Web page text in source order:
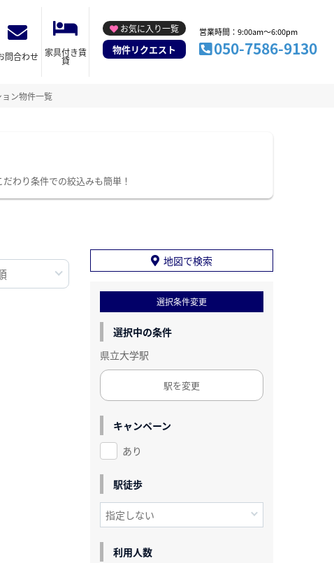
問合わせ 家具付き賃
貸
お気に入り一覧
物件リクエスト
営業時間：9:00am～6:00pm
050-7586-9130
ン物件一覧
わり条件での絞込みも簡単！
地図で検索
選択条件変更
選択中の条件
県立大学駅
駅を変更
キャンペーン
あり
駅徒歩
利用人数